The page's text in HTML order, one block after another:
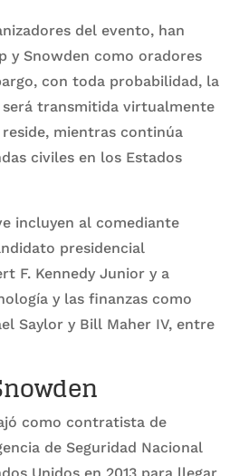
del evento, han
y Snowden como oradores
con toda probabilidad, la
transmitida virtualmente
reside, mientras continúa
civiles en los Estados
incluyen al comediante
presidencial
F. Kennedy Junior y a
y las finanzas como
Saylor y Bill Maher IV, entre
como contratista de
de Seguridad Nacional